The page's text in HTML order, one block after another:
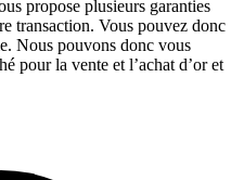
propose plusieurs garanties
transaction. Vous pouvez donc
Nous pouvons donc vous
pour la vente et l’achat d’or et